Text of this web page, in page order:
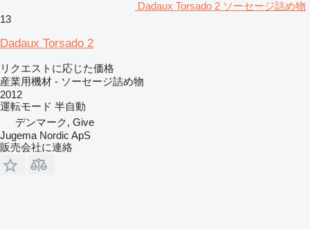
Dadaux Torsado 2 ソーセージ詰め物
13
Dadaux Torsado 2
リクエストに応じた価格
産業用機材 - ソーセージ詰め物
2012
運転モード 半自動
デンマーク, Give
Jugema Nordic ApS
販売会社に連絡